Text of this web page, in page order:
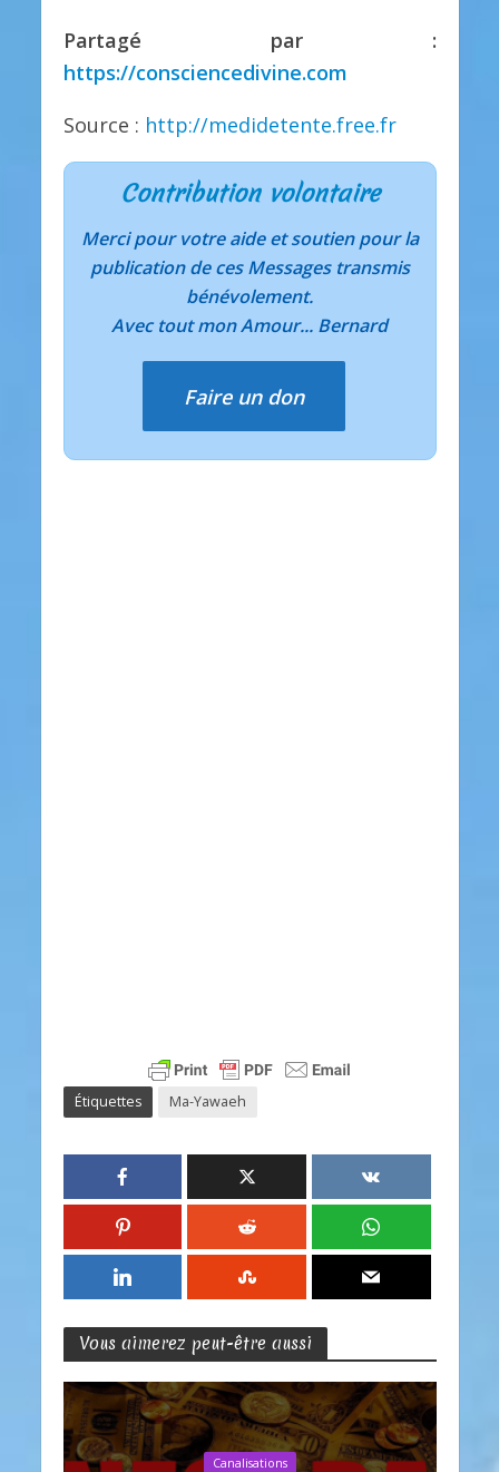
Partagé par :
https://consciencedivine.com
Source : http://medidetente.free.fr
Contribution volontaire
Merci pour votre aide et soutien pour la
publication de ces Messages transmis
bénévolement.
Avec tout mon Amour... Bernard
Faire un don
Étiquettes Ma-Yawaeh
Vous aimerez peut-être aussi
Canalisations